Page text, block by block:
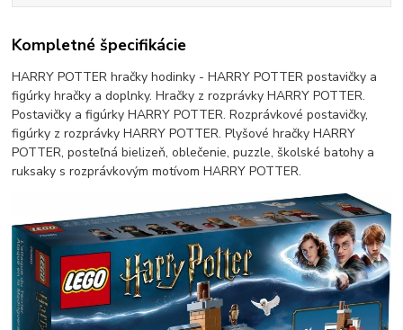
Kompletné špecifikácie
HARRY POTTER hračky hodinky - HARRY POTTER postavičky a
figúrky hračky a doplnky. Hračky z rozprávky HARRY POTTER.
Postavičky a figúrky HARRY POTTER. Rozprávkové postavičky,
figúrky z rozprávky HARRY POTTER. Plyšové hračky HARRY
POTTER, posteľná bielizeň, oblečenie, puzzle, školské batohy a
ruksaky s rozprávkovým motívom HARRY POTTER.